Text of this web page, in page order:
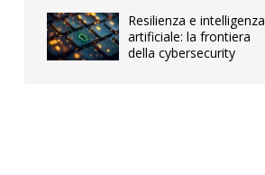
Resilienza e intelligenza
artificiale: la frontiera
della cybersecurity